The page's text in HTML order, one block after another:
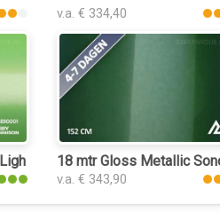
v.a. € 334,40
Green keukenfolie
18 mtr Gloss Metallic
v.a. € 343,90